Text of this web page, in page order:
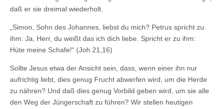
daß er sie dreimal wiederholt.
„Simon, Sohn des Johannes, liebst du mich? Petrus spricht zu
ihm: Ja, Herr, du weißt das ich dich liebe. Spricht er zu ihm:
Hüte meine Schafe!“ (Joh 21,16)
Sollte Jesus etwa der Ansicht sein, dass, wenn einer ihn nur
aufrichtig liebt, dies genug Frucht abwerfen wird, um die Herde
zu nähren? Und daß dies genug Vorbild geben wird, um sie alle
den Weg der Jüngerschaft zu führen? Wir stellen heutigen